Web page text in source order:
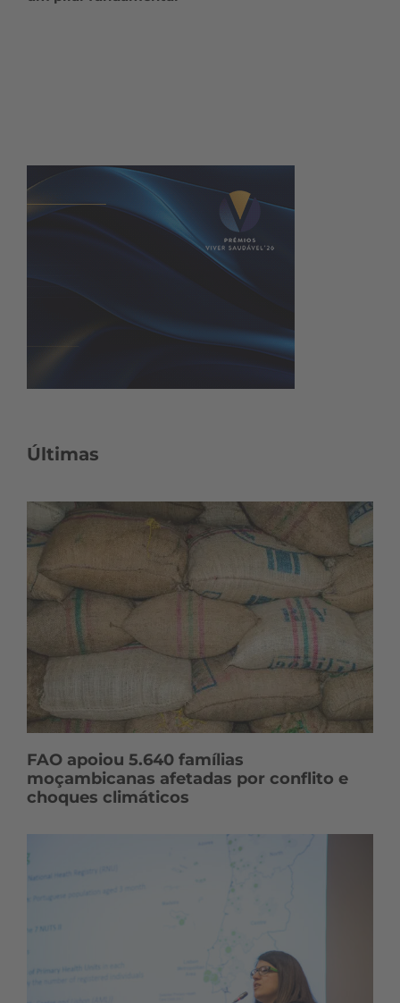
Últimas
FAO apoiou 5.640 famílias
moçambicanas afetadas por conflito e
choques climáticos